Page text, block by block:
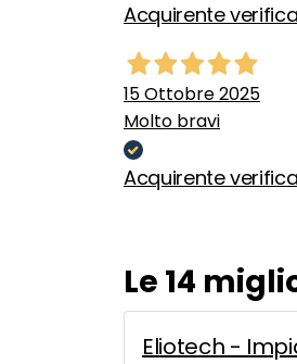
Acquirente
15 Ottobre 2025
Molto bravi
Acquirente
Le 14
Eliotech -